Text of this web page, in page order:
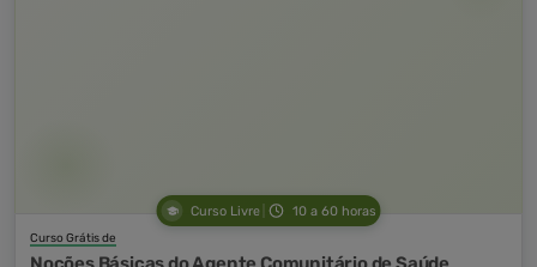
Curso Livre 10 a 60 horas
Curso Grátis de